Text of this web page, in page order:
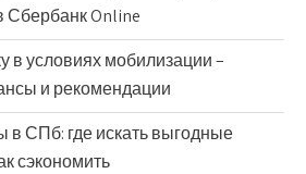
Сбербанк Online
в условиях мобилизации –
и рекомендации
в СПб: где искать выгодные
сэкономить